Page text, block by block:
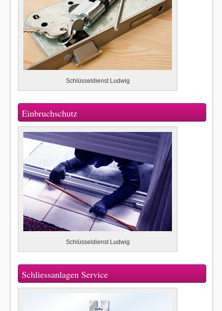
Schlüsseldienst Ludwig
Einbruchschutz
Schlüsseldienst Ludwig
Schliessanlagen Service